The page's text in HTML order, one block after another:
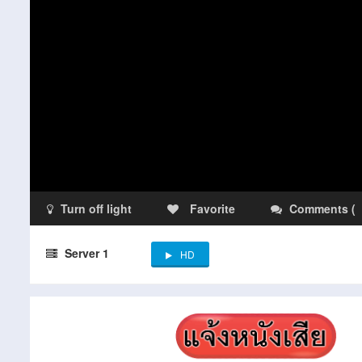
Turn off light Favorite Comments (
Server 1 HD